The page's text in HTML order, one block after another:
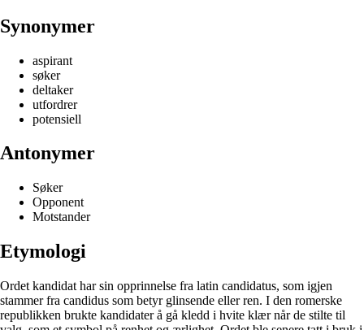
Synonymer
aspirant
søker
deltaker
utfordrer
potensiell
Antonymer
Søker
Opponent
Motstander
Etymologi
Ordet kandidat har sin opprinnelse fra latin candidatus, som igjen
stammer fra candidus som betyr glinsende eller ren. I den romerske
republikken brukte kandidater å gå kledd i hvite klær når de stilte til